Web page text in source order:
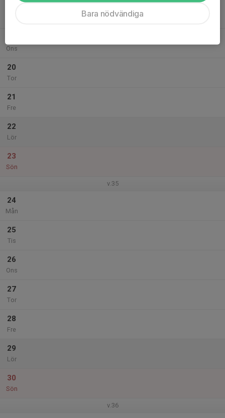
Ons
20
Tor
21
Fre
22
Lör
23
Sön
v.35
24
Mån
25
Tis
26
Ons
27
Tor
28
Fre
29
Lör
30
Sön
v.36
Bara nödvändiga